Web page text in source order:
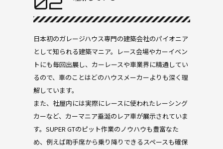
日本初のガレージハウス専門の建築会社のパイオニア
として知られる建築マニア。レース会場やカーイベン
トにも毎回出展し、カーレースや車業界に精通してい
るので、車のことはどのハウスメーカーよりも深く理
解しています。
また、社屋内には実際にレースに使われたレーシング
カーなど、カーマニア垂涎のレア車が展示されていま
す。SUPER GTのピット作業のノウハウも豊富なた
め、例えば助手席から乗り降りできるスペースも確保